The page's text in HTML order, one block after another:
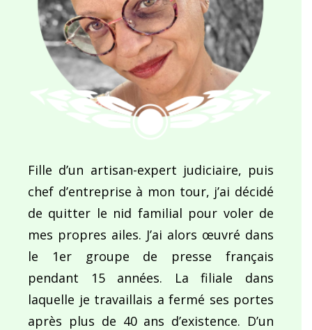
Fille d’un artisan-expert judiciaire, puis
chef d’entreprise à mon tour, j’ai décidé
de quitter le nid familial pour voler de
mes propres ailes. J’ai alors œuvré dans
le 1er groupe de presse français
pendant 15 années. La filiale dans
laquelle je travaillais a fermé ses portes
après plus de 40 ans d’existence. D’un